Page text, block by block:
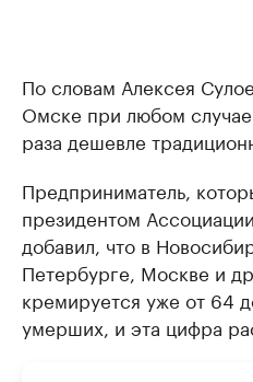
По словам Алексея
Омске при любом случае
раза дешевле
Предприниматель,
президентом
добавил, что в
Петербурге, Москве и
кремируется уже от 64
умерших, и эта цифра